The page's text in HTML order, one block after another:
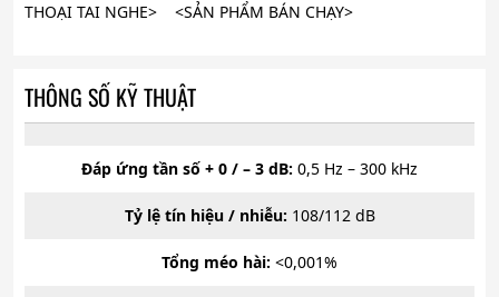
THOẠI TAI NGHE> <SẢN PHẨM BÁN CHẠY>
THÔNG SỐ KỸ THUẬT
Đáp ứng tần số + 0 / – 3 dB: 0,5 Hz – 300 kHz
Tỷ lệ tín hiệu / nhiễu: 108/112 dB
Tổng méo hài: <0,001%